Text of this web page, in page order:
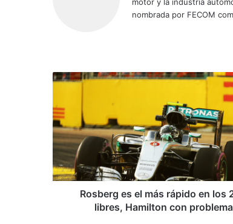
nombrada por FECOM
b ok
e
m
R
s
b
e
r
e
s
Rosberg es el más rápido en los
libres, Hamilton con